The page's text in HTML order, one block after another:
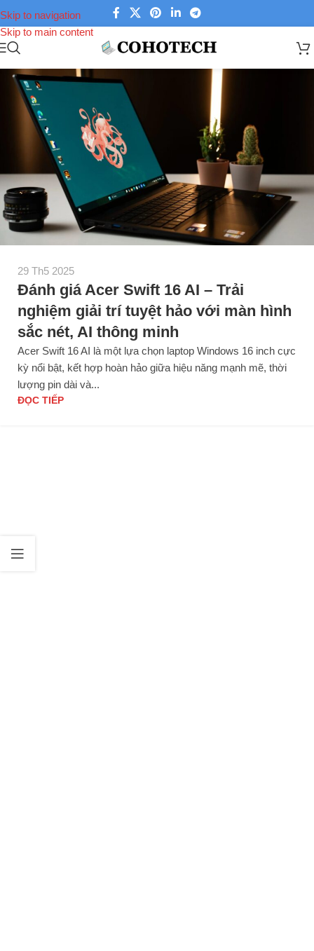
Skip to navigation
Skip to main content
29 Th5 2025
Đánh giá Acer Swift 16 AI – Trải
nghiệm giải trí tuyệt hảo với màn hình
sắc nét, AI thông minh
Acer Swift 16 AI là một lựa chọn laptop Windows 16 inch cực
kỳ nổi bật, kết hợp hoàn hảo giữa hiệu năng mạnh mẽ, thời
lượng pin dài và...
ĐỌC TIẾP